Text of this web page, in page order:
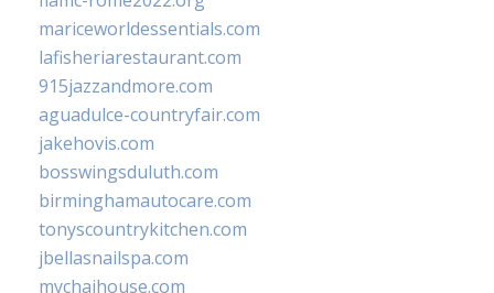
mariceworldessentials.com
lafisheriarestaurant.com
915jazzandmore.com
aguadulce-countryfair.com
jakehovis.com
bosswingsduluth.com
birminghamautocare.com
tonyscountrykitchen.com
jbellasnailspa.com
mychaihouse.com